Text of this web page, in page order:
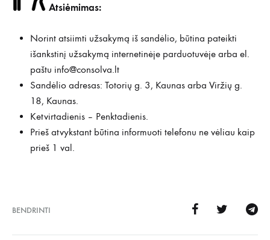
Atsiėmimas:
Norint atsiimti užsakymą iš sandėlio, būtina pateikti
išankstinį užsakymą internetinėje parduotuvėje arba el.
paštu info@consolva.lt
Sandėlio adresas: Totorių g. 3, Kaunas arba Viržių g.
18, Kaunas.
Ketvirtadienis – Penktadienis.
Prieš atvykstant būtina informuoti telefonu ne vėliau kaip
prieš 1 val.
BENDRINTI